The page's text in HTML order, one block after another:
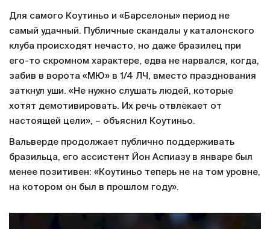
Для самого Коутиньо и «Барселоны» период не
самый удачный. Публичные скандалы у каталонского
клуба происходят нечасто, но даже бразилец при
его-то скромном характере, едва не нарвался, когда,
забив в ворота «МЮ» в 1/4 ЛЧ, вместо празднования
заткнул уши. «Не нужно слушать людей, которые
хотят демотивировать. Их речь отвлекает от
настоящей цели», – объяснил Коутиньо.
Вальверде продолжает публично поддерживать
бразильца, его ассистент Йон Аспиазу в январе был
менее позитивен: «Коутиньо теперь не на том уровне,
на котором он был в прошлом году».